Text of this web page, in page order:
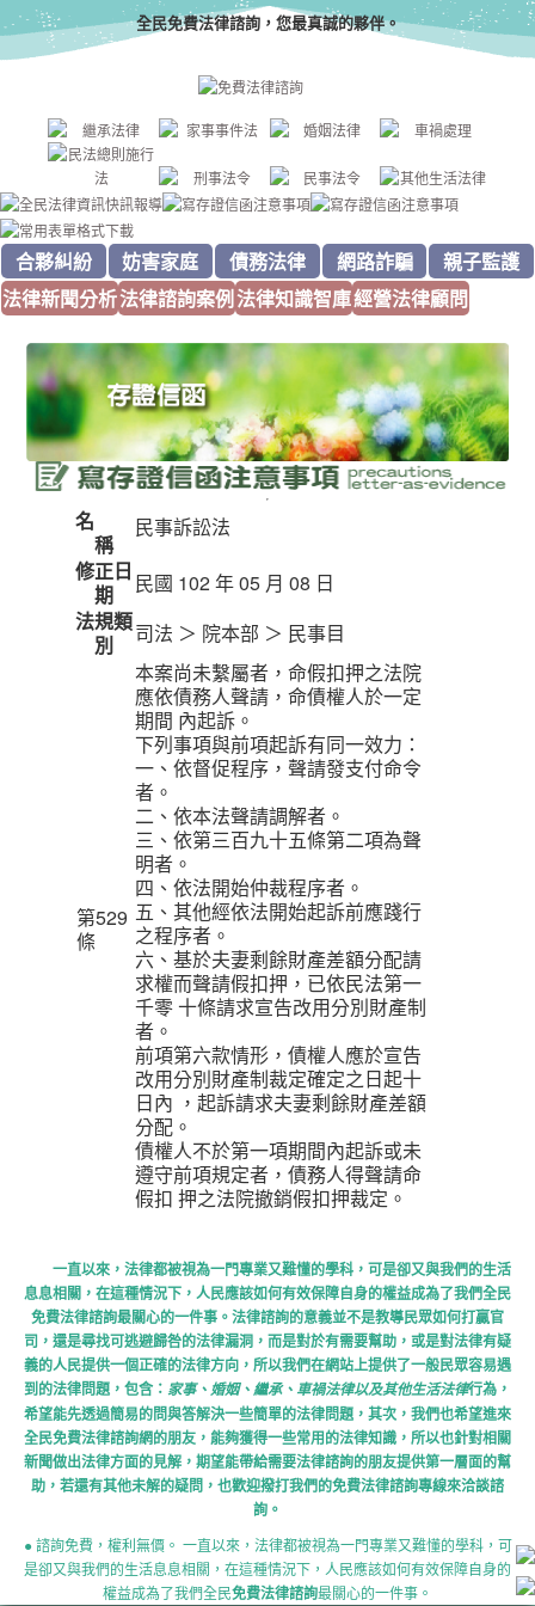
全民免費法律諮詢，您最真誠的夥伴。
合夥糾紛 妨害家庭 債務法律 網路詐騙
親子監護
法律新聞分析法律諮詢案例法律知識智庫經營法律顧問
名
稱
民事訴訟法
修正日
期
民國 102 年 05 月 08 日
法規類
別
司法 ＞ 院本部 ＞ 民事目
第529
條
本案尚未繫屬者，命假扣押之法院
應依債務人聲請，命債權人於一定
期間 內起訴。
下列事項與前項起訴有同一效力：
一、依督促程序，聲請發支付命令
者。
二、依本法聲請調解者。
三、依第三百九十五條第二項為聲
明者。
四、依法開始仲裁程序者。
五、其他經依法開始起訴前應踐行
之程序者。
六、基於夫妻剩餘財產差額分配請
求權而聲請假扣押，已依民法第一
千零 十條請求宣告改用分別財產制
者。
前項第六款情形，債權人應於宣告
改用分別財產制裁定確定之日起十
日內 ，起訴請求夫妻剩餘財產差額
分配。
債權人不於第一項期間內起訴或未
遵守前項規定者，債務人得聲請命
假扣 押之法院撤銷假扣押裁定。
一直以來，法律都被視為一門專業又難懂的學科，可是卻又與我們的生活
息息相關，在這種情況下，人民應該如何有效保障自身的權益成為了我們全民
免費法律諮詢最關心的一件事。法律諮詢的意義並不是教導民眾如何打贏官
司，還是尋找可逃避歸咎的法律漏洞，而是對於有需要幫助，或是對法律有疑
義的人民提供一個正確的法律方向，所以我們在網站上提供了一般民眾容易遇
到的法律問題，包含： 家事、婚姻、繼承、車禍法律以及其他生活法律行為，
希望能先透過簡易的問與答解決一些簡單的法律問題，其次，我們也希望進來
全民免費法律諮詢網的朋友，能夠獲得一些常用的法律知識，所以也針對相關
新聞做出法律方面的見解，期望能帶給需要法律諮詢的朋友提供第一層面的幫
助，若還有其他未解的疑問，也歡迎撥打我們的免費法律諮詢專線來洽談諮
詢。
● 諮詢免費，權利無價。 一直以來，法律都被視為一門專業又難懂的學科，可
是卻又與我們的生活息息相關，在這種情況下，人民應該如何有效保障自身的
權益成為了我們全民免費法律諮詢最關心的一件事。